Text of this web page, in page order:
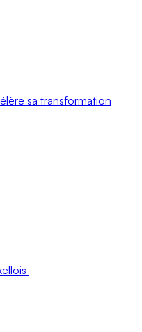
sa transformation